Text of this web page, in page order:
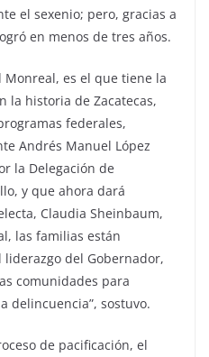
el sexenio; pero, gracias a
en menos de tres años.
Monreal, es el que tiene la
la historia de Zacatecas,
federales,
Andrés Manuel López
la Delegación de
y que ahora dará
Claudia Sheinbaum,
las familias están
del Gobernador,
comunidades para
delincuencia”, sostuvo.
de pacificación, el